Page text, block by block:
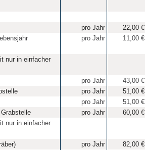
pro Jahr
22,00 €
pro Jahr 11,00 €
nur in einfacher
pro Jahr
43,00 €
pro Jahr
51,00 €
pro Jahr
51,00 €
pro Jahr
60,00 €
nur in einfacher
pro Jahr
82,00 €